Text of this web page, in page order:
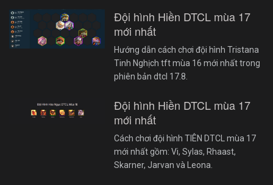
Đội hình Hiền DTCL mùa 17
mới nhất
Hướng dẫn cách chơi đội hình Tristana
Tinh Nghịch tft mùa 16 mới nhất trong
phiên bản dtcl 17.8.
Đội hình Hiền DTCL mùa 17
mới nhất
Cách chơi đội hình TIÊN DTCL mùa 17
mới nhất gồm: Vi, Sylas, Rhaast,
Skarner, Jarvan và Leona.